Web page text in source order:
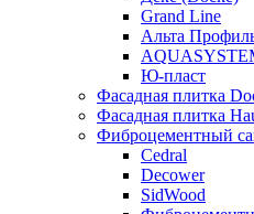
Grand Line
Альта
Ю-пласт
Фасадная плитка
Фасадная плитка
Фиброцементный
Cedral
Decower
SidWood